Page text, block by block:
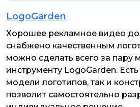
LogoGarden
Хорошее рекламное видео
снабжено качественным
можно сделать всего за пару
инструменту LogoGarden.
модели логотипов, так и
позволит самостоятельно